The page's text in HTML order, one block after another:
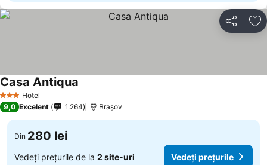
Distribuiți
3 SteleHotel
Casa Antiqua
9,0 Excelent 1.264 Brașov
Din 280 lei
Vedeți prețurile de la 2 site-uri Vedeți prețurile